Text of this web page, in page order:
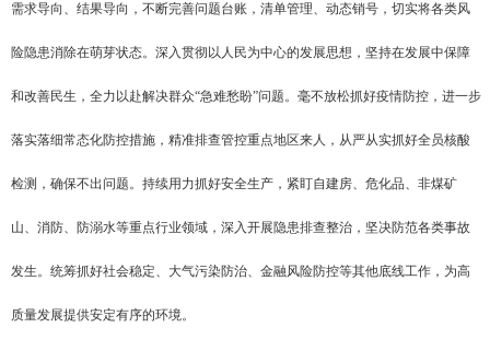
需求导向、结果导向，不断完善问题台账，清单管理、动态销号，切实将各类风
险隐患消除在萌芽状态。深入贯彻以人民为中心的发展思想，坚持在发展中保障
和改善民生，全力以赴解决群众“急难愁盼”问题。毫不放松抓好疫情防控，进一步
落实落细常态化防控措施，精准排查管控重点地区来人，从严从实抓好全员核酸
检测，确保不出问题。持续用力抓好安全生产，紧盯自建房、危化品、非煤矿
山、消防、防溺水等重点行业领域，深入开展隐患排查整治，坚决防范各类事故
发生。统筹抓好社会稳定、大气污染防治、金融风险防控等其他底线工作，为高
质量发展提供安定有序的环境。